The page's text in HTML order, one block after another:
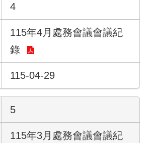
4
115年4月處務會議會議紀
錄
115-04-29
5
115年3月處務會議會議紀